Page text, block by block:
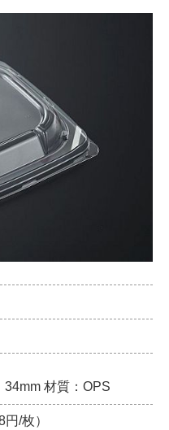
材質：OPS
/枚）